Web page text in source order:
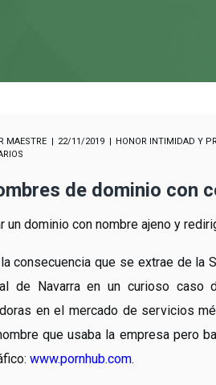
MAESTRE 22/11/2019 HONOR INTIMIDAD Y
de dominio con
un dominio con nombre ajeno y
consecuencia que se extrae de la
de Navarra en un curioso caso
en el mercado de servicios
que usaba la empresa pero
www.pornhub.com.